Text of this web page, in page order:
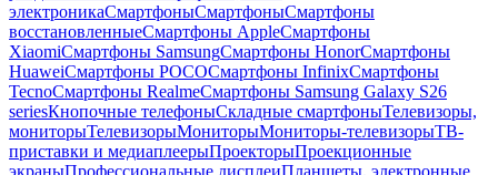
электроникаСмартфоныСмартфоныСмартфоны
восстановленныеСмартфоны AppleСмартфоны
XiaomiСмартфоны SamsungСмартфоны HonorСмартфоны
HuaweiСмартфоны POCOСмартфоны InfinixСмартфоны
TecnoСмартфоны RealmeСмартфоны Samsung Galaxy S26
seriesКнопочные телефоныСкладные смартфоныТелевизоры,
мониторыТелевизорыМониторыМониторы-телевизорыТВ-
приставки и медиаплеерыПроекторыПроекционные
экраныПрофессиональные дисплеиПланшеты, электронные